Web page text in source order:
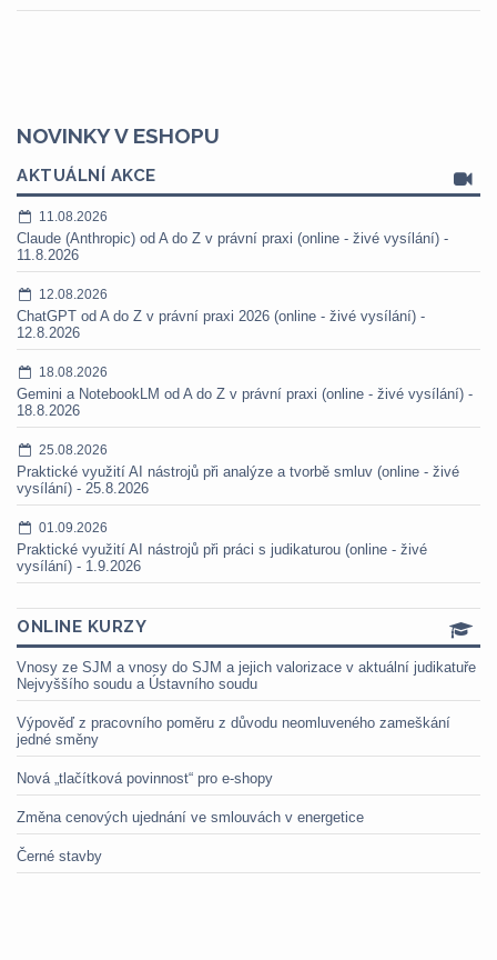
NOVINKY V ESHOPU
AKTUÁLNÍ AKCE
11.08.2026
Claude (Anthropic) od A do Z v právní praxi (online - živé vysílání) -
11.8.2026
12.08.2026
ChatGPT od A do Z v právní praxi 2026 (online - živé vysílání) -
12.8.2026
18.08.2026
Gemini a NotebookLM od A do Z v právní praxi (online - živé vysílání) -
18.8.2026
25.08.2026
Praktické využití AI nástrojů při analýze a tvorbě smluv (online - živé
vysílání) - 25.8.2026
01.09.2026
Praktické využití AI nástrojů při práci s judikaturou (online - živé
vysílání) - 1.9.2026
ONLINE KURZY
Vnosy ze SJM a vnosy do SJM a jejich valorizace v aktuální judikatuře
Nejvyššího soudu a Ústavního soudu
Výpověď z pracovního poměru z důvodu neomluveného zameškání
jedné směny
Nová „tlačítková povinnost“ pro e-shopy
Změna cenových ujednání ve smlouvách v energetice
Černé stavby